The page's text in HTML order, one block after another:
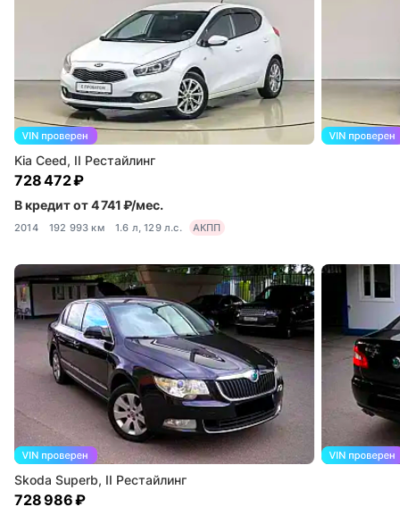
Kia Ceed, II Рестайлинг
728 472 ₽
В кредит от 4 741 ₽/мес.
2014 192 993 км 1.6 л, 129 л.с. АКПП
Skoda Superb, II Рестайлинг
728 986 ₽